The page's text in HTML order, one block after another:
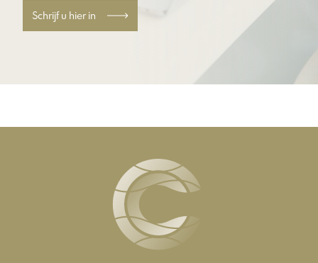
Schrijf u hier in